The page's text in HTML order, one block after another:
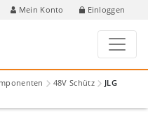
Mein Konto Einloggen
48V Schütz
JLG